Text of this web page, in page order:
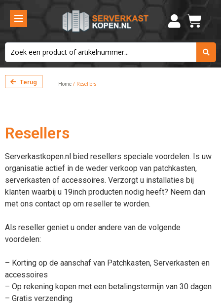
Terug Home / Resellers
Resellers
Serverkastkopen.nl bied resellers speciale voordelen. Is uw
organisatie actief in de weder verkoop van patchkasten,
serverkasten of accessoires. Verzorgt u installaties bij
klanten waarbij u 19inch producten nodig heeft? Neem dan
met ons contact op om reseller te worden.
Als reseller geniet u onder andere van de volgende
voordelen:
– Korting op de aanschaf van Patchkasten, Serverkasten en
accessoires
– Op rekening kopen met een betalingstermijn van 30 dagen
– Gratis verzending